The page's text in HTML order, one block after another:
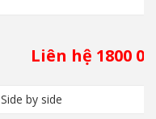
Liên hệ 1800
Side by side